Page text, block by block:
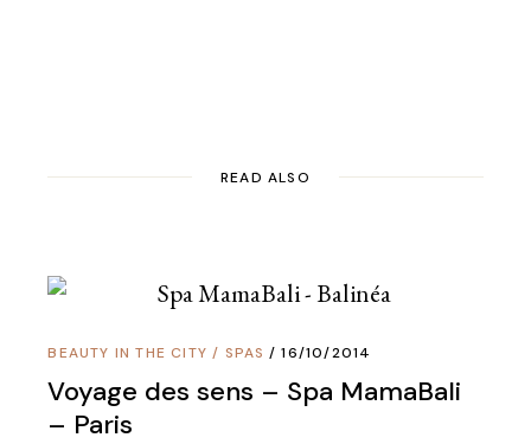
READ ALSO
BEAUTY IN THE CITY / SPAS 16/10/2014
Voyage des sens – Spa MamaBali
– Paris